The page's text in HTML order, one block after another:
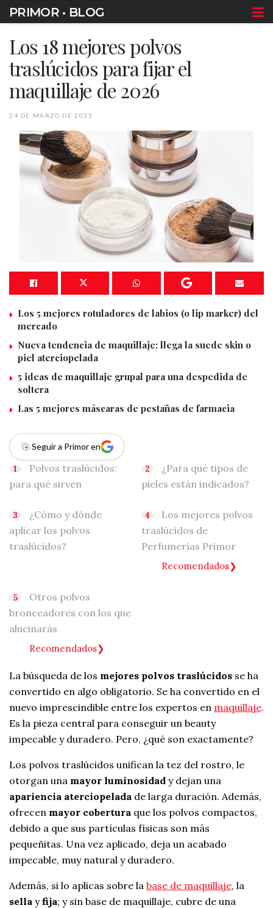
PRIMOR • BLOG
Los 18 mejores polvos
traslúcidos para fijar el
maquillaje de 2026
24 DE MARZO DE 2025
Los 5 mejores rotuladores de labios (o lip marker) del
mercado
Nueva tendencia de maquillaje: llega la suede skin o
piel aterciopelada
5 ideas de maquillaje grupal para una despedida de
soltera
Las 5 mejores máscaras de pestañas de farmacia
Seguir a Primor en
Polvos traslúcidos:
para qué sirven
¿Para qué tipos de
pieles están indicados?
¿Cómo y dónde
aplicar los polvos
traslúcidos?
Los mejores polvos
traslúcidos de
Perfumerías Primor
Recomendados
Otros polvos
bronceadores con los que
alucinarás
Recomendados
La búsqueda de los mejores polvos traslúcidos se ha
convertido en algo obligatorio. Se ha convertido en el
nuevo imprescindible entre los expertos en maquillaje.
Es la pieza central para conseguir un beauty
impecable y duradero. Pero, ¿qué son exactamente?
Los polvos traslúcidos unifican la tez del rostro, le
otorgan una mayor luminosidad y dejan una
apariencia aterciopelada de larga duración. Además,
ofrecen mayor cobertura que los polvos compactos,
debido a que sus partículas físicas son más
pequeñitas. Una vez aplicado, deja un acabado
impecable, muy natural y duradero.
Además, si lo aplicas sobre la base de maquillaje, la
sella yfija; y sin base de maquillaje, cubre de una